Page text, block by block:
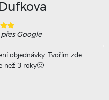
Google
objednávky. Tvořím zde
než 3 roky🙂